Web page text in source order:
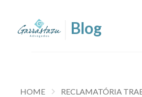
HOME RECLAMATÓRIA